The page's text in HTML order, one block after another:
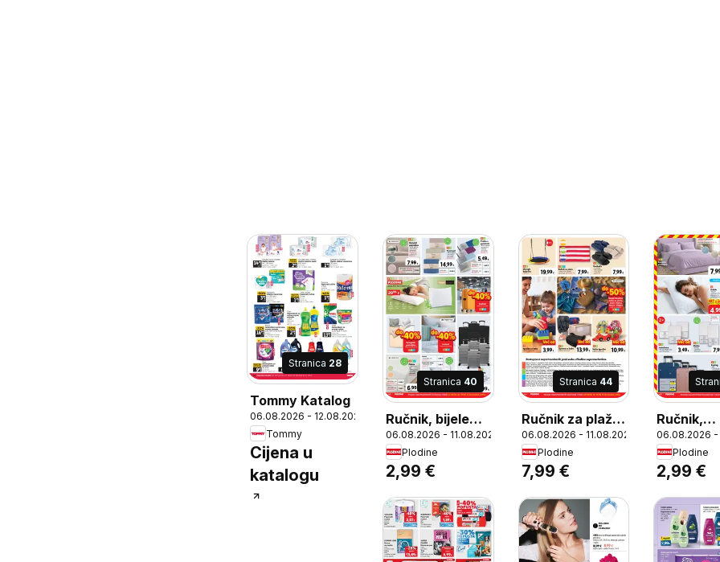
Stranica 28
Tommy Katalog
06.08.2026 - 12.08.2026
Tommy
Cijena u
katalogu
Stranica 40
Ručnik, bijele
boje, 500 gsm,
dimenzije: cca
50x100 cm
06.08.2026 - 11.08.2026
Plodine
2,99 €
Stranica 44
Ručnik za plažu,
Ručnik za plažu,
visoka moć
upijanja,
dimenzije: cca
75x150 cm
06.08.2026 - 11.08.2026
Plodine
7,99 €
Ručnik,
dostupan
boja,
cca
06.08.2026 -
Plodine
2,99 €